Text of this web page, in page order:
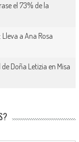
el 73% de la
a Ana Rosa
de Doña Letizia en Misa